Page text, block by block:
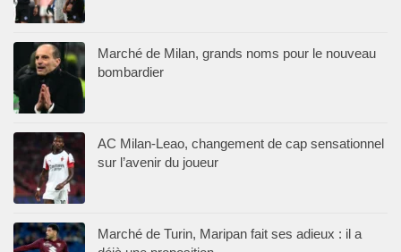
Marché de Milan, grands noms pour le nouveau
bombardier
AC Milan-Leao, changement de cap sensationnel
sur l’avenir du joueur
Marché de Turin, Maripan fait ses adieux : il a